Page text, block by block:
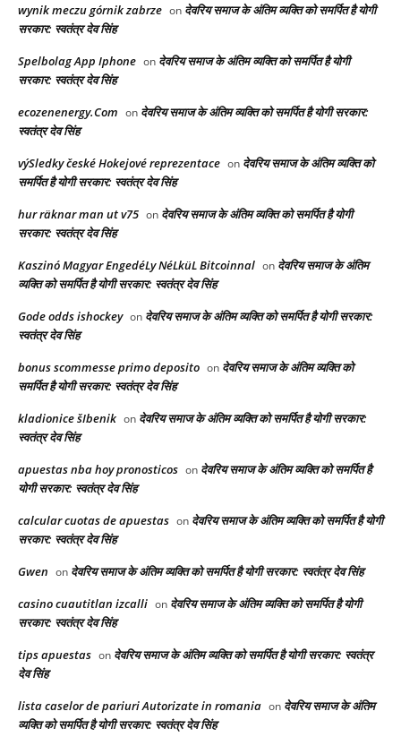
wynik meczu górnik zabrze on देवरिय समाज के अंतिम व्यक्ति को समर्पित है योगी
सरकार: स्वतंत्र देव सिंह
Spelbolag App Iphone on देवरिय समाज के अंतिम व्यक्ति को समर्पित है योगी
सरकार: स्वतंत्र देव सिंह
ecozenenergy.Com on देवरिय समाज के अंतिम व्यक्ति को समर्पित है योगी सरकार:
स्वतंत्र देव सिंह
výSledky české Hokejové reprezentace on देवरिय समाज के अंतिम व्यक्ति को
समर्पित है योगी सरकार: स्वतंत्र देव सिंह
hur räknar man ut v75 on देवरिय समाज के अंतिम व्यक्ति को समर्पित है योगी
सरकार: स्वतंत्र देव सिंह
Kaszinó Magyar EngedéLy NéLküL Bitcoinnal on देवरिय समाज के अंतिम
व्यक्ति को समर्पित है योगी सरकार: स्वतंत्र देव सिंह
Gode odds ishockey on देवरिय समाज के अंतिम व्यक्ति को समर्पित है योगी सरकार:
स्वतंत्र देव सिंह
bonus scommesse primo deposito on देवरिय समाज के अंतिम व्यक्ति को
समर्पित है योगी सरकार: स्वतंत्र देव सिंह
kladionice šIbenik on देवरिय समाज के अंतिम व्यक्ति को समर्पित है योगी सरकार:
स्वतंत्र देव सिंह
apuestas nba hoy pronosticos on देवरिय समाज के अंतिम व्यक्ति को समर्पित है
योगी सरकार: स्वतंत्र देव सिंह
calcular cuotas de apuestas on देवरिय समाज के अंतिम व्यक्ति को समर्पित है योगी
सरकार: स्वतंत्र देव सिंह
Gwen on देवरिय समाज के अंतिम व्यक्ति को समर्पित है योगी सरकार: स्वतंत्र देव सिंह
casino cuautitlan izcalli on देवरिय समाज के अंतिम व्यक्ति को समर्पित है योगी
सरकार: स्वतंत्र देव सिंह
tips apuestas on देवरिय समाज के अंतिम व्यक्ति को समर्पित है योगी सरकार: स्वतंत्र
देव सिंह
lista caselor de pariuri Autorizate in romania on देवरिय समाज के अंतिम
व्यक्ति को समर्पित है योगी सरकार: स्वतंत्र देव सिंह